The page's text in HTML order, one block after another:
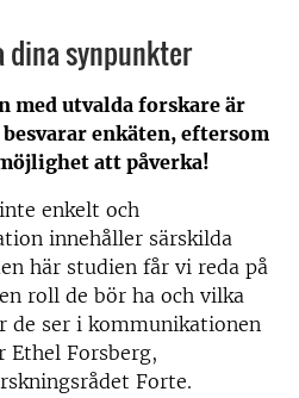
dina synpunkter
med utvalda forskare är
enkäten, eftersom
att påverka!
enkelt och
innehåller särskilda
här studien får vi reda på
roll de bör ha och vilka
de ser i kommunikationen
Ethel Forsberg,
Forte.